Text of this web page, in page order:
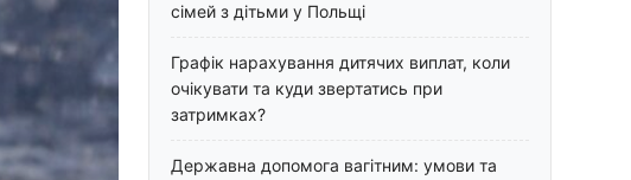
сімей з дітьми у Польщі
Графік нарахування дитячих виплат, коли
очікувати та куди звертатись при
затримках?
Державна допомога вагітним: умови та